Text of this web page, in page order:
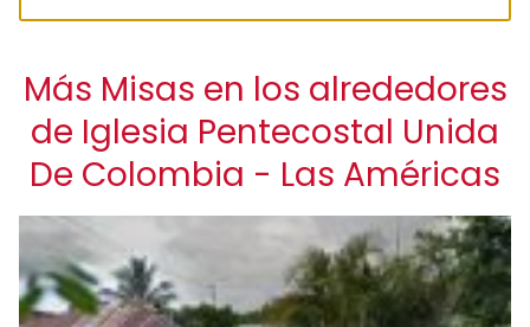
Más Misas en los alrededores
de Iglesia Pentecostal Unida
De Colombia - Las Américas